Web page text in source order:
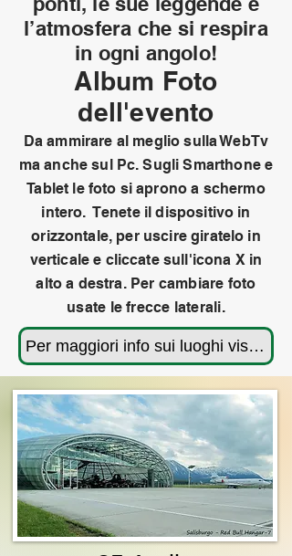
l’atmosfera che si respira
in ogni angolo!
Album Foto
dell'evento
Da ammirare al meglio sulla WebTv
ma anche sul Pc. Sugli Smarthone e
Tablet le foto si aprono a schermo
intero. Tenete il dispositivo in
orizzontale, per uscire giratelo in
verticale e cliccate sull'icona X in
alto a destra. Per cambiare foto
usate le frecce laterali.
Per maggiori info sui luoghi visitati rivedi il programma cliccando qui